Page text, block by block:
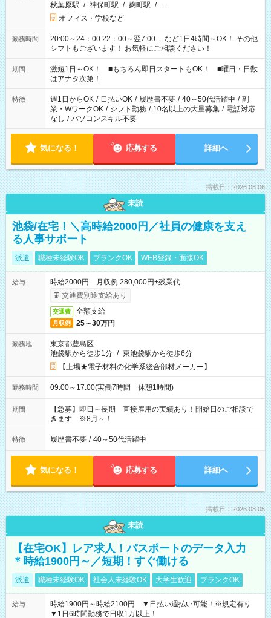
秋葉原駅 / 神保町駅 / 麹町駅 / …
オフィス・学校など
勤務時間
20:00～24：00 22：00～翌7:00 …など1日4時間～OK！ その他
シフトもございます！ お気軽にご相談ください！
期間
激短1日～OK！ ■もちろん即日スタートもOK！ ■曜日・日数
はアナタ次第！
特徴 週1日からOK / 日払いOK / 履歴書不要 / 40～50代活躍中 / 副
業・WワークOK / シフト勤務 / 10名以上の大量募集 / 電話対応
なし / パソコンスキル不要
気になる！ 応募する 詳細へ
掲載日：2026.08.06
未読
池袋/在宅！＼高時給2000円／社員の健康を支え
る人事サポート
派遣 職種未経験OK ブランクOK WEB登録・面接OK
給与
時給2000円 月収例 280,000円+残業代
交通費別途支給あり
交通費 全額支給
月収例 25～30万円
勤務地
東京都豊島区
池袋駅から徒歩1分 / 東池袋駅から徒歩6分
【上場★電子材料の化学系総合部材メーカー】
勤務時間 09:00～17:00(実働7時間 休憩1時間)
期間
【急募】即日～長期 直接雇用の実績あり！開始日のご相談で
きます ※8月～！
特徴 履歴書不要 / 40～50代活躍中
気になる！ 応募する 詳細へ
掲載日：2026.08.05
未読
【在宅OK】レア求人！パスポートのデータ入力
＊時給1900円～／短期！すぐ働ける
派遣 職種未経験OK 社会人未経験OK 大学生歓迎 ブランクOK
給与
時給1900円～時給2100円 ▼日払い週払い可能！※規定有り
▼1日6時間勤務で日収1万以上！